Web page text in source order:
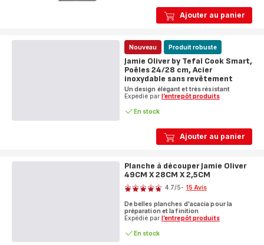
Ajouter au panier
Ajouter au panier
Nouveau Produit robuste
Jamie Oliver by Tefal Cook Smart,
Poêles 24/28 cm, Acier
inoxydable sans revêtement
Un design élégant et très résistant
Expédié par l’entrepôt produits
En stock
Planche à découper Jamie Oliver
49CM X 28CM X 2,5CM
Note
4.7/5- 15 Avis
De belles planches d'acacia pour la
préparation et la finition
Expédié par l’entrepôt produits
En stock